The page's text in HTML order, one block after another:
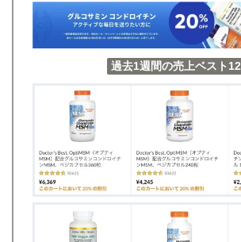
過去1週間の売上ベスト12